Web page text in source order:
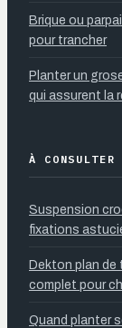
Brique ou
pour trancher
Planter un
qui assurent la
À CONSULTER
Suspension
fixations
Dekton plan de
complet pour
Quand planter